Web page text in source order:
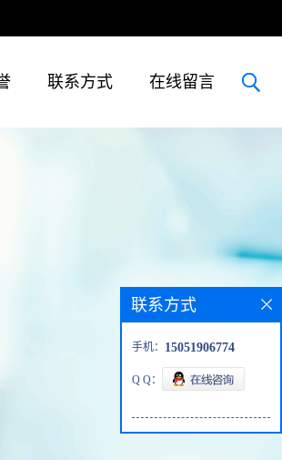
联系方式 在线留言
联系方式
手机： 15051906774
Q Q：